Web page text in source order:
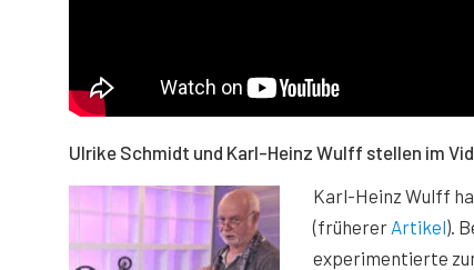
Ulrike Schmidt und Karl-Heinz Wulff stellen im
Karl-Heinz Wulff
(früherer Artikel).
experimentierte